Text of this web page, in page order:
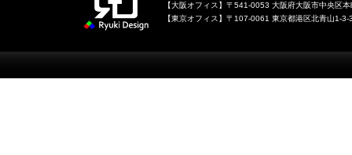
【大阪オフィス】〒541-0053 大阪府大阪市中央区
【東京オフィス】〒107-0061 東京都港区北青山1-